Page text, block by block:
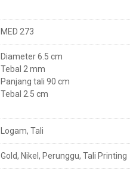
MED 273
Diameter 6.5 cm
Tebal 2 mm
Panjang tali 90 cm
Tebal 2.5 cm
Logam, Tali
Gold, Nikel, Perunggu, Tali Printing